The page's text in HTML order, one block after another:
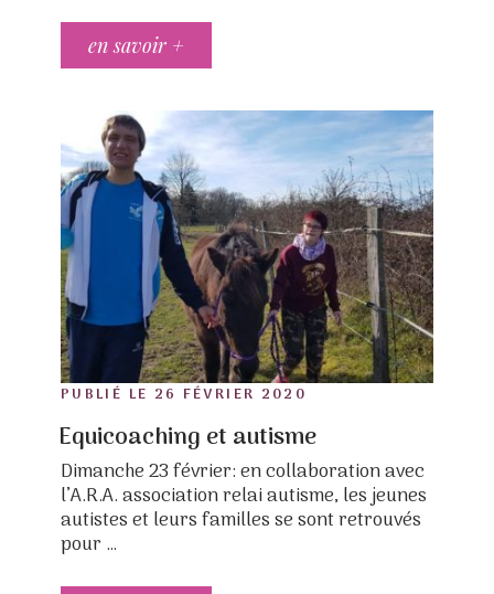
en savoir +
PUBLIÉ LE POSTED
26 FÉVRIER 2020
Equicoaching et autisme
Dimanche 23 février: en collaboration avec
l’A.R.A. association relai autisme, les jeunes
autistes et leurs familles se sont retrouvés
pour …